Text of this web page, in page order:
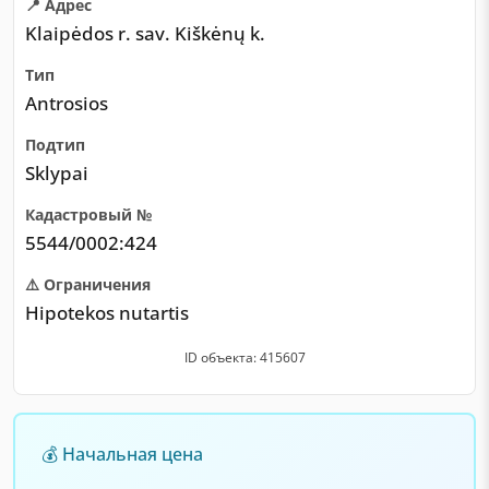
📍 Адрес
Klaipėdos r. sav. Kiškėnų k.
Тип
Antrosios
Подтип
Sklypai
Кадастровый №
5544/0002:424
⚠️ Ограничения
Hipotekos nutartis
ID объекта: 415607
💰 Начальная цена